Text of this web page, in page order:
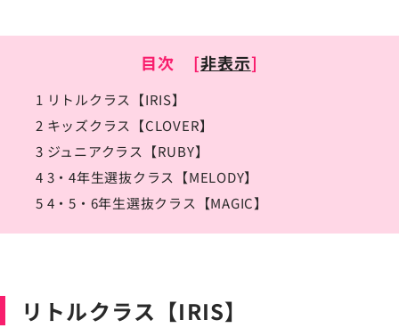
目次 [非表示]
1 リトルクラス【IRIS】
2 キッズクラス【CLOVER】
3 ジュニアクラス【RUBY】
4 3・4年生選抜クラス【MELODY】
5 4・5・6年生選抜クラス【MAGIC】
リトルクラス【IRIS】